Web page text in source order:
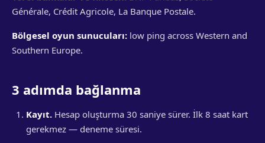
Générale, Crédit Agricole, La Banque Postale.
Bölgesel oyun sunucuları: low ping across Western and
Southern Europe.
3 adımda bağlanma
Kayıt. Hesap oluşturma 30 saniye sürer. İlk 8 saat kart
gerekmez — deneme süresi.